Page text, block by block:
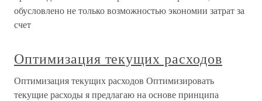
обусловлено не только возможностью экономии затрат за
счет
Оптимизация текущих расходов
Оптимизация текущих расходов Оптимизировать
текущие расходы я предлагаю на основе принципа